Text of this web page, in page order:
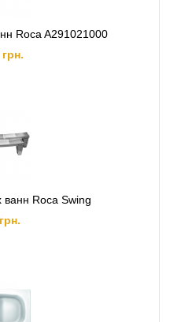
Roca A291021000
ванн Roca Swing